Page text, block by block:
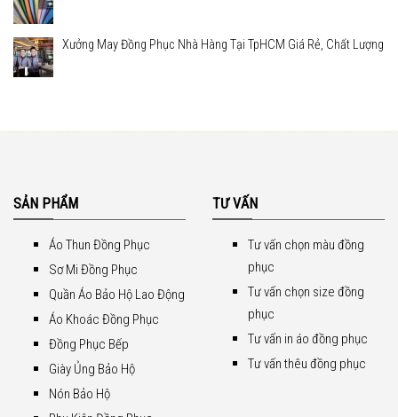
Xưởng May Đồng Phục Nhà Hàng Tại TpHCM Giá Rẻ, Chất Lượng
SẢN PHẨM
Áo Thun Đồng Phục
Sơ Mi Đồng Phục
Quần Áo Bảo Hộ Lao Động
Áo Khoác Đồng Phục
Đồng Phục Bếp
Giày Ủng Bảo Hộ
Nón Bảo Hộ
TƯ VẤN
Tư vấn chọn màu đồng
phục
Tư vấn chọn size đồng
phục
Tư vấn in áo đồng phục
Tư vấn thêu đồng phục